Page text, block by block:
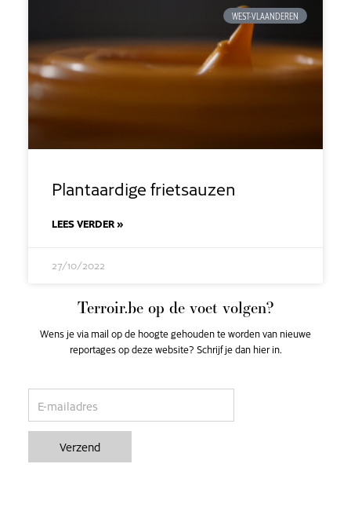
WEST-VLAANDEREN
Plantaardige frietsauzen
LEES VERDER »
27/10/2022
Terroir.be op de voet volgen?
Wens je via mail op de hoogte gehouden te worden van nieuwe
reportages op deze website? Schrijf je dan hier in.
Verzend